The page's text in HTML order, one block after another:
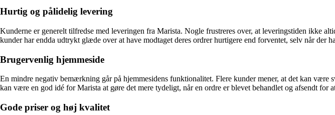
Hurtig og pålidelig levering
Kunderne er generelt tilfredse med leveringen fra Marista. Nogle frustreres over, at leveringstiden ikke
kunder har endda udtrykt glæde over at have modtaget deres ordrer hurtigere end forventet, selv når der
Brugervenlig hjemmeside
En mindre negativ bemærkning går på hjemmesidens funktionalitet. Flere kunder mener, at det kan
kan være en god idé for Marista at gøre det mere tydeligt, når en ordre er blevet behandlet og afsendt for
Gode priser og høj kvalitet